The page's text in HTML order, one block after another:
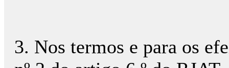
3. Nos termos e para os